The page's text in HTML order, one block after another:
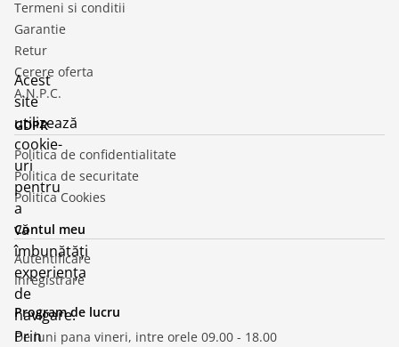
Termeni si conditii
Garantie
Retur
Cerere oferta
A.N.P.C.
GDPR
Politica de confidentialitate
Politica de securitate
Politica Cookies
Contul meu
Autentificare
Inregistrare
Program de lucru
De luni pana vineri, intre orele 09.00 - 18.00
Acest
site
utilizează
cookie-
uri
pentru
a
vă
îmbunătăți
experiența
de
navigare.
Prin